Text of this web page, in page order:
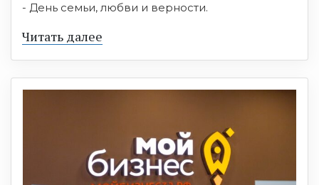
- День семьи, любви и верности.
Читать далее